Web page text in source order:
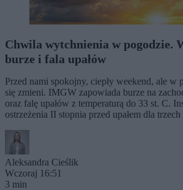
Chwila wytchnienia w pogodzie.
burze i fala upałów
Przed nami spokojny, ciepły weekend, ale w
się zmieni. IMGW zapowiada burze na
oraz falę upałów z temperaturą do 33 st. C.
ostrzeżenia II stopnia przed upałem dla
Aleksandra Cieślik
Wczoraj 16:51
3 min